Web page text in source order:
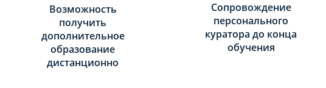
Возможность
получить
дополнительное
образование
дистанционно
Сопровождение
персонального
куратора до конца
обучения